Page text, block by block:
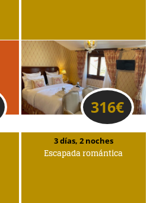
316€
3 días, 2 noches
Escapada romántica